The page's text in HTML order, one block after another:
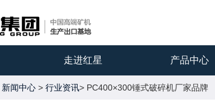
走进红星 产品中心
新闻中心 > 行业资讯> PC400×300锤式破碎机厂家品牌